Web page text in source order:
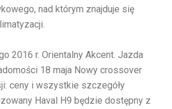
nad którym znajduje się
2016 r. Orientalny Akcent. Jazda
18 maja Nowy crossover
ceny i wszystkie szczegóły
Haval H9 będzie dostępny z